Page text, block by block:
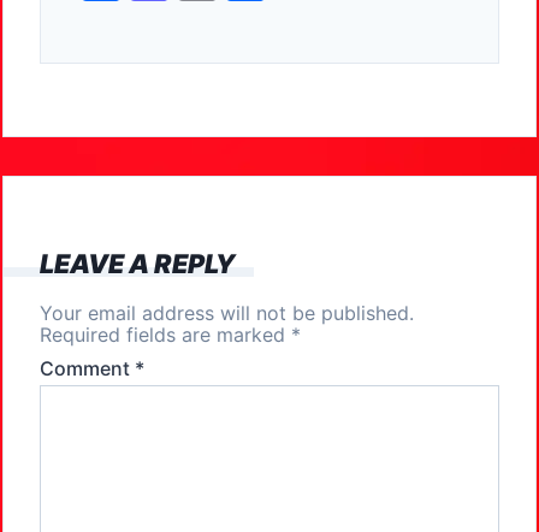
c
b
o
k
st
d
o
ai ar
LEAVE A REPLY
Your email address will not be published.
Required fields are marked *
Comment *